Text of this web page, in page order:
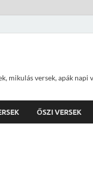
mikulás versek, apák
ŐSZI VERSEK